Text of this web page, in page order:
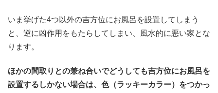
いま挙げた4つ以外の吉方位にお風呂を設置してしまう
と、逆に凶作用をもたらしてしまい、風水的に悪い家とな
ります。
ほかの間取りとの兼ね合いでどうしても吉方位にお風呂を
設置するしかない場合は、色（ラッキーカラー）をつかっ